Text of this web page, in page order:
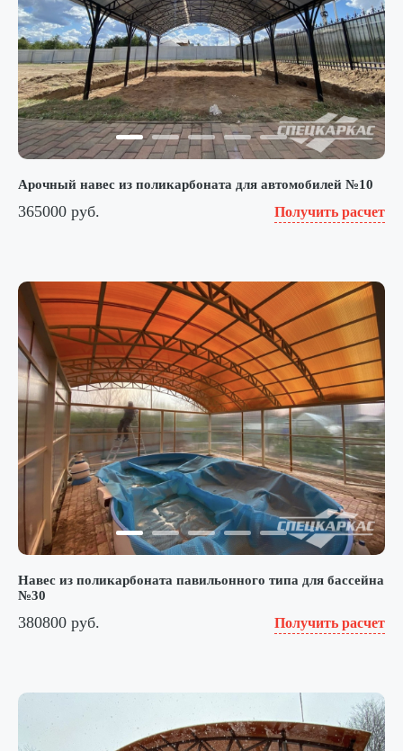
Арочный навес из поликарбоната для автомобилей №10
365000 руб. Получить расчет
Навес из поликарбоната павильонного типа для бассейна
№30
380800 руб. Получить расчет